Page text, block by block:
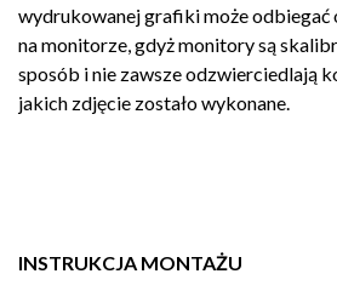
wydrukowanej grafiki może odbiegać
na monitorze, gdyż monitory są
sposób i nie zawsze odzwierciedlają
jakich zdjęcie zostało wykonane.
INSTRUKCJA MONTAŻU